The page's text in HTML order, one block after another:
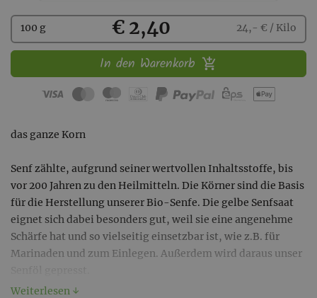
Kaufen
100 g € 2,40 24,- € / Kilo
In den Warenkorb
das ganze Korn
Senf zählte, aufgrund seiner wertvollen Inhaltsstoffe, bis
vor 200 Jahren zu den Heilmitteln. Die Körner sind die Basis
für die Herstellung unserer Bio-Senfe. Die gelbe Senfsaat
eignet sich dabei besonders gut, weil sie eine angenehme
Schärfe hat und so vielseitig einsetzbar ist, wie z.B. für
Marinaden und zum Einlegen. Außerdem wird daraus unser
Weiterlesen ↓